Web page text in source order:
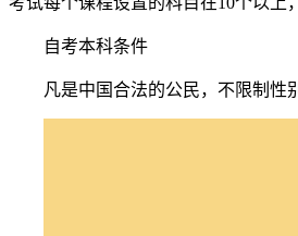
自考本科条件
凡是中国合法的公民，不限制性